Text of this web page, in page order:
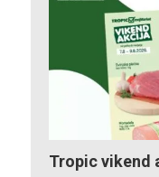
Tropic vikend